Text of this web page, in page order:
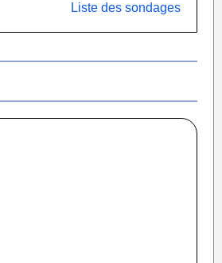
Liste des sondages